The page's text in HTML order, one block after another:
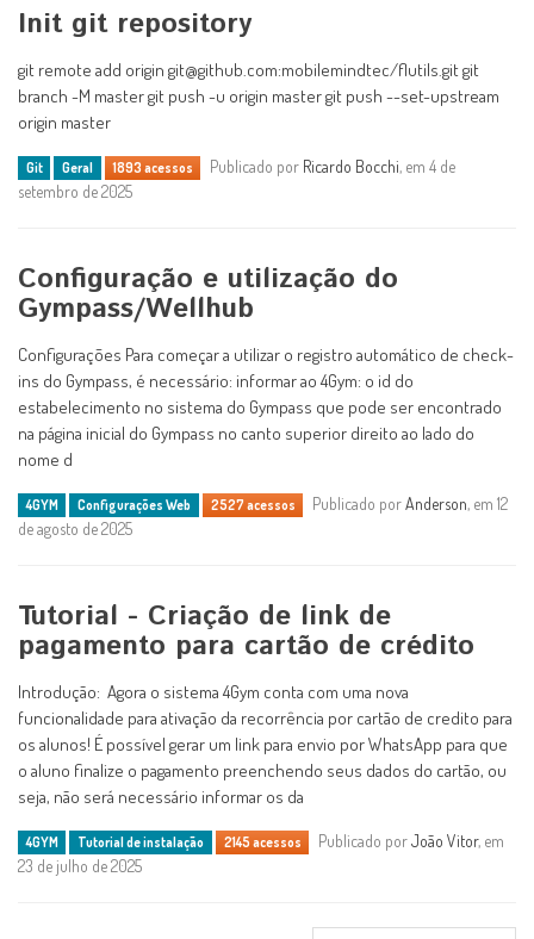
Init git repository
git remote add origin git@github.com:mobilemindtec/flutils.git git
branch -M master git push -u origin master git push --set-upstream
origin master
Git Geral 1893 acessos Publicado por Ricardo Bocchi, em 4 de
setembro de 2025
Configuração e utilização do
Gympass/Wellhub
Configurações Para começar a utilizar o registro automático de check-
ins do Gympass, é necessário: informar ao 4Gym: o id do
estabelecimento no sistema do Gympass que pode ser encontrado
na página inicial do Gympass no canto superior direito ao lado do
nome d
4GYM Configurações Web 2527 acessos Publicado porAnderson, em 12
de agosto de 2025
Tutorial - Criação de link de
pagamento para cartão de crédito
Introdução: Agora o sistema 4Gym conta com uma nova
funcionalidade para ativação da recorrência por cartão de credito para
os alunos! É possível gerar um link para envio por WhatsApp para que
o aluno finalize o pagamento preenchendo seus dados do cartão, ou
seja, não será necessário informar os da
4GYM Tutorial de instalação 2145 acessos Publicado porJoão Vitor, em
23 de julho de 2025